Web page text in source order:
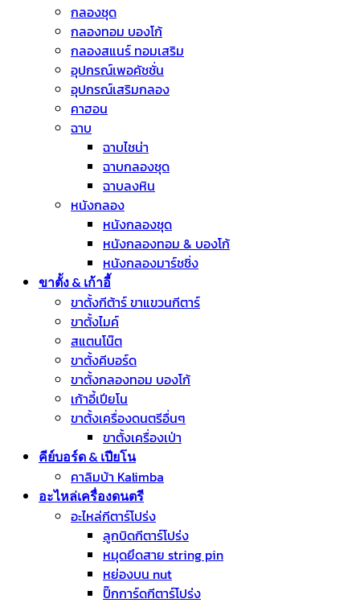
กลองชุด
กลองทอม บองโก้
กลองสแนร์ ทอมเสริม
อุปกรณ์เพอคัชชั่น
อุปกรณ์เสริมกลอง
คาฮอน
ฉาบ
ฉาบไชน่า
ฉาบกลองชุด
ฉาบลงหิน
หนังกลอง
หนังกลองชุด
หนังกลองทอม & บองโก้
หนังกลองมาร์ชชิ่ง
ขาตั้ง & เก้าอี้
ขาตั้งกีต้าร์ ขาแขวนกีตาร์
ขาตั้งไมค์
สแตนโน๊ต
ขาตั้งคีบอร์ด
ขาตั้งกลองทอม บองโก้
เก้าอี้เปียโน
ขาตั้งเครื่องดนตรีอื่นๆ
ขาตั้งเครื่องเป่า
คีย์บอร์ด & เปียโน
คาลิมบ้า Kalimba
อะไหล่เครื่องดนตรี
อะไหล่กีตาร์โปร่ง
ลูกบิดกีตาร์โปร่ง
หมุดยึดสาย string pin
หย่องบน nut
ปิ๊กการ์ดกีตาร์โปร่ง